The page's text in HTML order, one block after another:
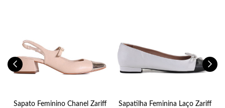
Sapato Feminino Chanel Zariff
Sapatilha Feminina Laço Zariff